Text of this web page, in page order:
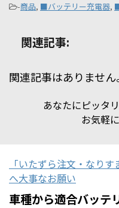
-商品, ■バッテリー充電器,
関連記事:
関連記事はありません
あなたにピッタ
お気軽
「いたずら注文・なり
へ大事なお願い
車種から適合バッテ